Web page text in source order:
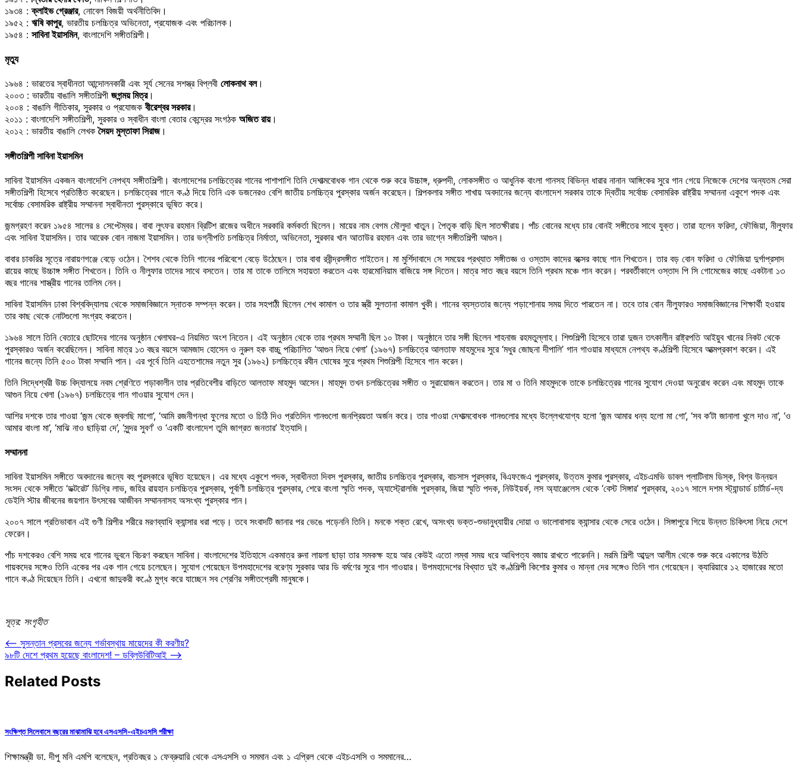
১৯৩৪ :ক্লাইভ গ্রেঞ্জার, নোবেল বিজয়ী অর্থনীতিবিদ।
১৯৫২ : ঋষি কাপুর, ভারতীয় চলচ্চিত্র অভিনেতা, প্রযোজক এবং পরিচালক।
১৯৫৪ : সাবিনা ইয়াসমিন, বাংলাদেশি সঙ্গীতশিল্পী।
মৃত্যু
১৯৬৪ : ভারতের স্বাধীনতা আন্দোলনকারী এবং সূর্য সেনের সশস্ত্র বিপ্লবী লোকনাথ বল।
২০০৩ : ভারতীয় বাঙালি সঙ্গীতশিল্পী জগন্ময় মিত্র।
২০০৪ : বাঙালি গীতিকার, সুরকার ও প্রযোজকবীরেশ্বর সরকার।
২০১১ : বাংলাদেশি সঙ্গীতশিল্পী, সুরকার ও স্বাধীন বাংলা বেতার কেন্দ্রের সংগঠক অজিত রায়।
২০১২ : ভারতীয় বাঙালি লেখকসৈয়দ মুস্তাফা সিরাজ।
সঙ্গীতশিল্পী সাবিনা ইয়াসমিন
সাবিনা ইয়াসমিন একজন বাংলাদেশি নেপথ্য সঙ্গীতশিল্পী। বাংলাদেশের চলচ্চিত্রের গানের পাশাপাশি তিনি দেশাত্মবোধক গান থেকে শুরু করে উচ্চাঙ্গ, ধ্রুপদী, লোকসঙ্গীত ও আধুনিক বাংলা গানসহ বিভিন্ন ধারার নানান আঙ্গিকের সুরে গান গেয়ে নিজেকে দেশের অন্যতম সেরা
সঙ্গীতশিল্পী হিসেবে প্রতিষ্ঠিত করেছেন। চলচ্চিত্রের গানে কণ্ঠ দিয়ে তিনি এক ডজনেরও বেশি জাতীয় চলচ্চিত্র পুরস্কার অর্জন করেছেন। শিল্পকলার সঙ্গীত শাখায় অবদানের জন্যে বাংলাদেশ সরকার তাকে দ্বিতীয় সর্বোচ্চ বেসামরিক রাষ্ট্রীয় সম্মাননা একুশে পদক এবং
সর্বোচ্চ বেসামরিক রাষ্ট্রীয় সম্মাননা স্বাধীনতা পুরস্কারে ভূষিত করে।
জন্মগ্রহণ করেন ১৯৫৪ সালের ৪ সেপ্টেম্বর। বাবা লুৎফর রহমান ব্রিটিশ রাজের অধীনে সরকারি কর্মকর্তা ছিলেন। মায়ের নাম বেগম মৌলুদা খাতুন। পৈতৃক বাড়ি ছিল সাতক্ষীরায়। পাঁচ বোনের মধ্যে চার বোনই সঙ্গীতের সাথে যুক্ত। তারা হলেন ফরিদা, ফৌজিয়া, নীলুফার
এবং সাবিনা ইয়াসমিন। তার আরেক বোন নাজমা ইয়াসমিন। তার ভগ্নীপতি চলচ্চিত্র নির্মাতা, অভিনেতা, সুরকার খান আতাউর রহমান এবং তার ভাগ্নে সঙ্গীতশিল্পী আগুন।
বাবার চাকরির সূত্রে নারায়ণগঞ্জে বেড়ে ওঠেন। শৈশব থেকে তিনি গানের পরিবেশে বেড়ে উঠেছেন। তার বাবা রবীন্দ্রসঙ্গীত গাইতেন। মা মুর্শিদাবাদে সে সময়ের প্রখ্যাত সঙ্গীতজ্ঞ ও ওস্তাদ কাদের বক্সের কাছে গান শিখতেন। তার বড় বোন ফরিদা ও ফৌজিয়া দুর্গাপ্রসাদ
রায়ের কাছে উচ্চাঙ্গ সঙ্গীত শিখতেন। তিনি ও নীলুফার তাদের সাথে বসতেন। তার মা তাকে তালিমে সহায়তা করতেন এবং হারমোনিয়াম বাজিয়ে সঙ্গ দিতেন। মাত্র সাত বছর বয়সে তিনি প্রথম মঞ্চে গান করেন। পরবর্তীকালে ওস্তাদ পি সি গোমেজের কাছে একটানা ১৩
বছর গানের শাস্ত্রীয় গানের তালিম নেন।
সাবিনা ইয়াসমিন ঢাকা বিশ্ববিদ্যালয় থেকে সমাজবিজ্ঞানে স্নাতক সম্পন্ন করেন। তার সহপাঠী ছিলেন শেখ কামাল ও তার স্ত্রী সুলতানা কামাল খুকী। গানের ব্যস্ততার জন্যে পড়াশোনায় সময় দিতে পারতেন না। তবে তার বোন নীলুফারও সমাজবিজ্ঞানের শিক্ষার্থী হওয়ায়
তার কাছ থেকে নোটগুলো সংগ্রহ করতেন।
১৯৬৪ সালে তিনি বেতারে ছোটদের গানের অনুষ্ঠান খেলাঘর-এ নিয়মিত অংশ নিতেন। এই অনুষ্ঠান থেকে তার প্রথম সম্মানী ছিল ১০ টাকা। অনুষ্ঠানে তার সঙ্গী ছিলেন শাহনাজ রহমতুল্লাহ। শিশুশিল্পী হিসেবে তারা দুজন তৎকালীন রাষ্ট্রপতি আইয়ুব খানের নিকট থেকে
পুরস্কারও অর্জন করেছিলেন। সাবিনা মাত্র ১৩ বছর বয়সে আমজাদ হোসেন ও নুরুল হক বাচ্চু পরিচালিত ‘আগুন নিয়ে খেলা’ (১৯৬৭) চলচ্চিত্রে আলতাফ মাহমুদের সুরে ‘মধুর জোছনা দীপালি’ গান গাওয়ার মাধ্যমে নেপথ্য কণ্ঠশিল্পী হিসেবে আত্মপ্রকাশ করেন। এই
গানের জন্যে তিনি ৫০০ টাকা সম্মানি পান। এর পূর্বে তিনি এহতেশামের নতুন সুর (১৯৬২) চলচ্চিত্রে রবীন ঘোষের সুরে প্রথম শিশুশিল্পী হিসেবে গান করেন।
তিনি সিদ্ধেশ্বরী উচ্চ বিদ্যালয়ে নবম শ্রেণিতে পড়াকালীন তার প্রতিবেশীর বাড়িতে আলতাফ মাহমুদ আসেন। মাহমুদ তখন চলচ্চিত্রের সঙ্গীত ও সুরায়োজন করতেন। তার মা ও তিনি মাহমুদকে তাকে চলচ্চিত্রের গানের সুযোগ দেওয়া অনুরোধ করেন এবং মাহমুদ তাকে
আগুন নিয়ে খেলা (১৯৬৭) চলচ্চিত্রে গান গাওয়ার সুযোগ দেন।
আশির দশকে তার গাওয়া ‘জন্ম থেকে জ্বলছি মাগো’, ‘আমি রজনীগন্ধা ফুলের মতো ও চিঠি দিও প্রতিদিন গানগুলো জনপ্রিয়তা অর্জন করে। তার গাওয়া দেশাত্মবোধক গানগুলোর মধ্যে উল্লেখযোগ্য হলো ‘জন্ম আমার ধন্য হলো মা গো’, ‘সব ক’টা জানালা খুলে দাও না’, ‘ও
আমার বাংলা মা’, ‘মাঝি নাও ছাড়িয়া দে’, ‘সুন্দর সুবর্ণ’ ও ‘একটি বাংলাদেশ তুমি জাগ্রত জনতার’ ইত্যাদি।
সম্মাননা
সাবিনা ইয়াসমিন সঙ্গীতে অবদানের জন্যে বহু পুরস্কারে ভূষিত হয়েছেন। এর মধ্যে একুশে পদক, স্বাধীনতা দিবস পুরস্কার, জাতীয় চলচ্চিত্র পুরস্কার, বাচসাস পুরস্কার, বিএফজেএ পুরস্কার, উত্তম কুমার পুরস্কার, এইচএমভি ডাবল প্লাটিনাম ডিস্ক, বিশ্ব উন্নয়ন
সংসদ থেকে সঙ্গীতে ‘ডক্টরেট’ ডিগ্রি লাভ, জহির রায়হান চলচ্চিত্র পুরস্কার, পূর্বাণী চলচ্চিত্র পুরস্কার, শেরে বাংলা স্মৃতি পদক, অ্যাস্ট্রোলজি পুরস্কার, জিয়া স্মৃতি পদক, নিউইয়র্ক, লস অ্যাঞ্জেলেস থেকে ‘বেস্ট সিঙ্গার’ পুরস্কার, ২০১৭ সালে দশম স্ট্যান্ডার্ড চার্টার্ড-দ্য
ডেইলি স্টার জীবনের জয়গান উৎসবের আজীবন সম্মাননাসহ অসংখ্য পুরস্কার পান।
২০০৭ সালে প্রতিভাবান এই গুণী শিল্পীর শরীরে মরণব্যাধি ক্যান্সার ধরা পড়ে। তবে সংবাদটি জানার পর ভেঙে পড়েননি তিনি। মনকে শক্ত রেখে, অসংখ্য ভক্ত-শুভানুধ্যায়ীর দোয়া ও ভালোবাসায় ক্যান্সার থেকে সেরে ওঠেন। সিঙ্গাপুরে গিয়ে উন্নত চিকিৎসা নিয়ে দেশে
ফেরেন।
পাঁচ দশকেরও বেশি সময় ধরে গানের ভুবনে বিচরণ করছেন সাবিনা। বাংলাদেশের ইতিহাসে একমাত্র রুনা লায়লা ছাড়া তার সমকক্ষ হয়ে আর কেউই এতো লম্বা সময় ধরে আধিপত্য বজায় রাখতে পারেননি। মরমি শিল্পী আব্দুল আলীম থেকে শুরু করে একালের উঠতি
গায়কদের সঙ্গেও তিনি একের পর এক গান গেয়ে চলেছেন। সুযোগ পেয়েছেন উপমহাদেশের বরেণ্য সুরকার আর ডি বর্মণের সুরে গান গাওয়ার। উপমহাদেশের বিখ্যাত দুই কণ্ঠশিল্পী কিশোর কুমার ও মান্না দের সঙ্গেও তিনি গান গেয়েছেন। ক্যারিয়ারে ১২ হাজারের মতো
গানে কণ্ঠ দিয়েছেন তিনি। এখনো জাদুকরী কণ্ঠে মুগ্ধ করে যাচ্ছেন সব শ্রেণির সঙ্গীতপ্রেমী মানুষকে।
সূত্র: সংগৃহীত
Post
navigation
⟵ সুসন্তান প্রসবের জন্যে গর্ভাবস্থায় মায়েদের কী করণীয়?
৯৮টি দেশে প্রথম হয়েছে বাংলাদেশ! – ডব্লিউবিটিআই ⟶
Related Posts
সংক্ষিপ্ত সিলেবাসে বছরের মাঝামাঝি হবে এসএসসি-এইচএসসি পরীক্ষা
শিক্ষামন্ত্রী ডা. দীপু মনি এমপি বলেছেন, প্রতিবছর ১ ফেব্রুয়ারি থেকে এসএসসি ও সমমান এবং ১ এপ্রিল থেকে এইচএসসি ও সমমানের…